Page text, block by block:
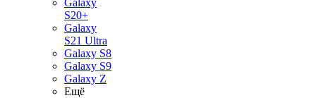
Galaxy
S20+
Galaxy
S21 Ultra
Galaxy S8
Galaxy S9
Galaxy Z
Ещё